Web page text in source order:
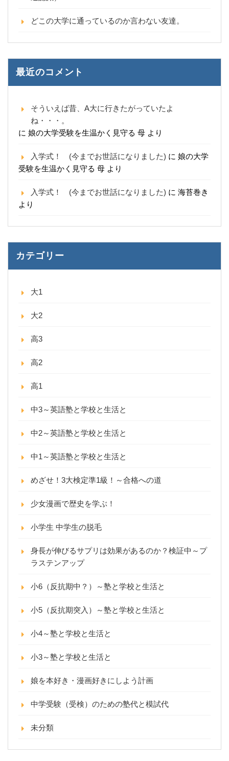
どこの大学に通っているのか言わない友達。
最近のコメント
そういえば昔、A大に行きたがっていたよ
ね・・・。
に 娘の大学受験を生温かく見守る 母 より
入学式！ (今までお世話になりました) に 娘の大学
受験を生温かく見守る 母 より
入学式！ (今までお世話になりました) に 海苔巻き
より
カテゴリー
大1
大2
高3
高2
高1
中3～英語塾と学校と生活と
中2～英語塾と学校と生活と
中1～英語塾と学校と生活と
めざせ！3大検定準1級！～合格への道
少女漫画で歴史を学ぶ！
小学生 中学生の脱毛
身長が伸びるサプリは効果があるのか？検証中～プ
ラステンアップ
小6（反抗期中？）～塾と学校と生活と
小5（反抗期突入）～塾と学校と生活と
小4～塾と学校と生活と
小3～塾と学校と生活と
娘を本好き・漫画好きにしよう計画
中学受験（受検）のための塾代と模試代
未分類